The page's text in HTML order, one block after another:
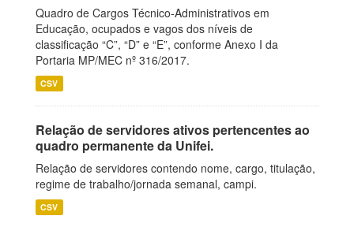
Quadro de Cargos Técnico-Administrativos em
Educação, ocupados e vagos dos níveis de
classificação “C”, “D” e “E”, conforme Anexo I da
Portaria MP/MEC nº 316/2017.
CSV
Relação de servidores ativos pertencentes ao
quadro permanente da Unifei.
Relação de servidores contendo nome, cargo, titulação,
regime de trabalho/jornada semanal, campi.
CSV